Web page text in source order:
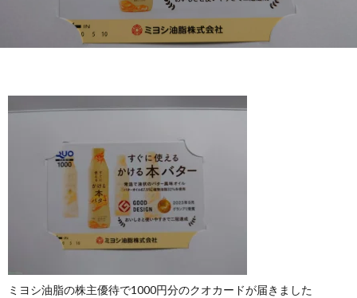
ミヨシ油脂の株主優待で1000円分のクオカードが届きました